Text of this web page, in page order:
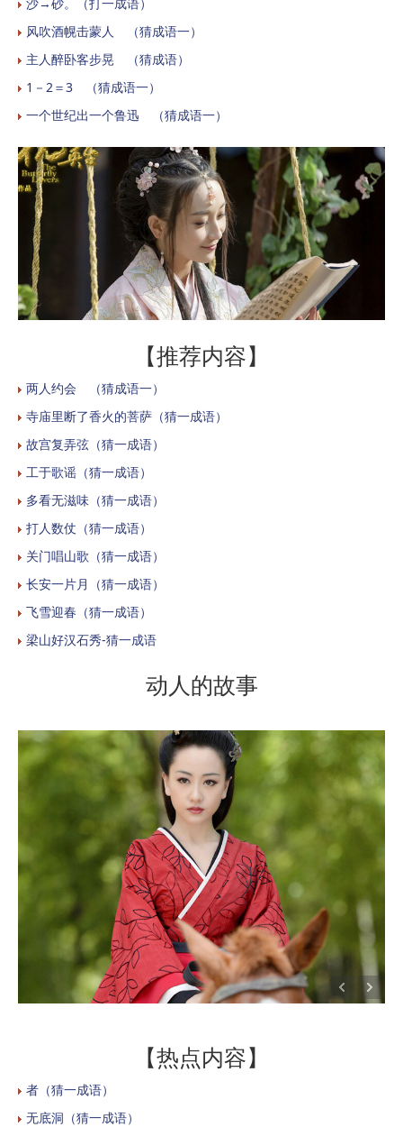
风吹酒幌击蒙人 （猜成语一）
主人醉卧客步晃 （猜成语）
1－2＝3 （猜成语一）
一个世纪出一个鲁迅 （猜成语一）
【推荐内容】
两人约会 （猜成语一）
寺庙里断了香火的菩萨（猜一成语）
故宫复弄弦（猜一成语）
工于歌谣（猜一成语）
多看无滋味（猜一成语）
打人数仗（猜一成语）
关门唱山歌（猜一成语）
长安一片月（猜一成语）
飞雪迎春（猜一成语）
梁山好汉石秀-猜一成语
动人的故事
【热点内容】
者（猜一成语）
无底洞（猜一成语）